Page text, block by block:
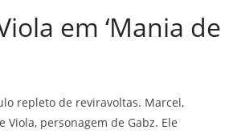
em ‘Mania de
repleto de reviravoltas. Marcel,
personagem de Gabz. Ele